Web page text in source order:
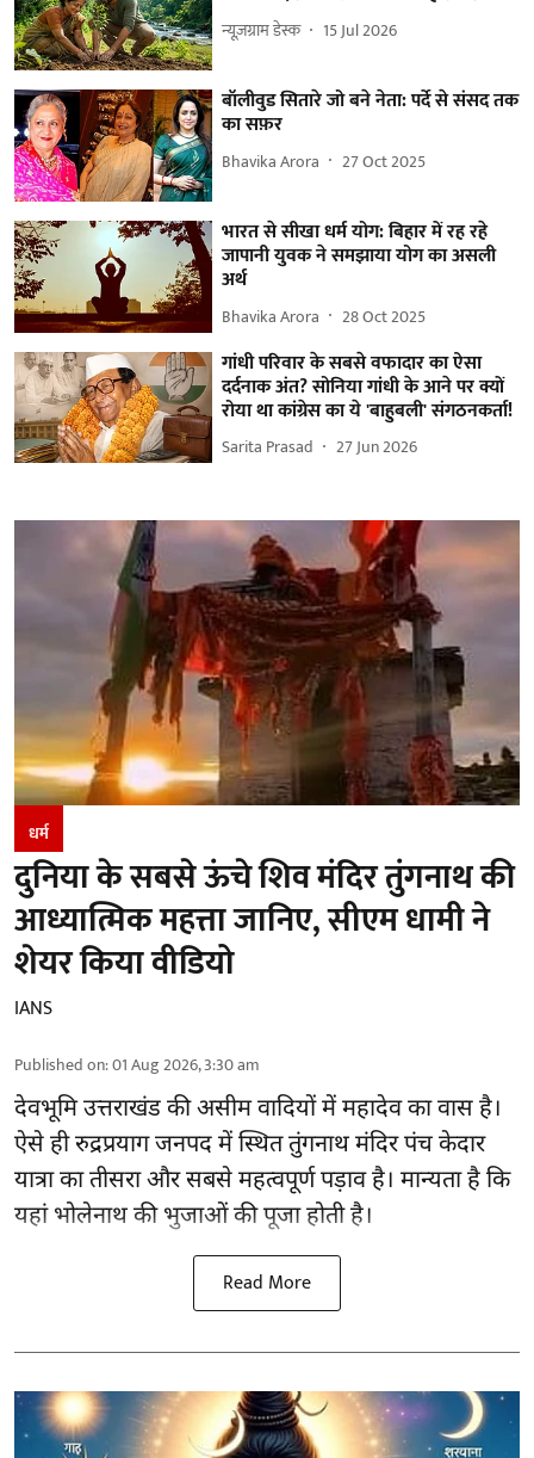
न्यूज़ग्राम डेस्क 15 Jul 2026
बॉलीवुड सितारे जो बने नेता: पर्दे से संसद तक
का सफ़र
Bhavika Arora 27 Oct 2025
भारत से सीखा धर्म योग: बिहार में रह रहे
जापानी युवक ने समझाया योग का असली
अर्थ
Bhavika Arora 28 Oct 2025
गांधी परिवार के सबसे वफादार का ऐसा
दर्दनाक अंत? सोनिया गांधी के आने पर क्यों
रोया था कांग्रेस का ये 'बाहुबली' संगठनकर्ता!
Sarita Prasad 27 Jun 2026
धर्म
दुनिया के सबसे ऊंचे शिव मंदिर तुंगनाथ की
आध्यात्मिक महत्ता जानिए, सीएम धामी ने
शेयर किया वीडियो
IANS
Published on:01 Aug 2026, 3:30 am
देवभूमि उत्तराखंड की असीम वादियों में महादेव का वास है।
ऐसे ही रुद्रप्रयाग जनपद में स्थित तुंगनाथ मंदिर पंच केदार
यात्रा का तीसरा और सबसे महत्वपूर्ण पड़ाव है। मान्यता है कि
यहां भोलेनाथ की भुजाओं की पूजा होती है।
Read More